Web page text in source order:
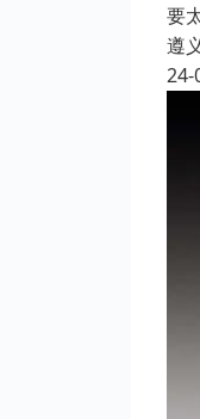
要
遵
24-